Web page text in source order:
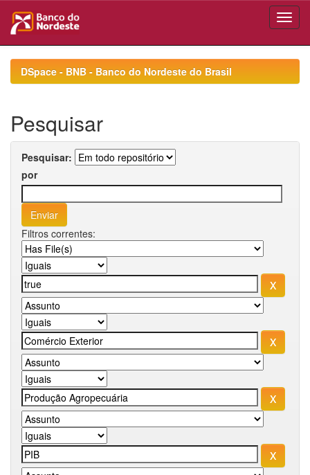
navigationDSpace - BNB - Banco do Nordeste do Brasil
Pesquisar
Pesquisar:
por
Filtros correntes: